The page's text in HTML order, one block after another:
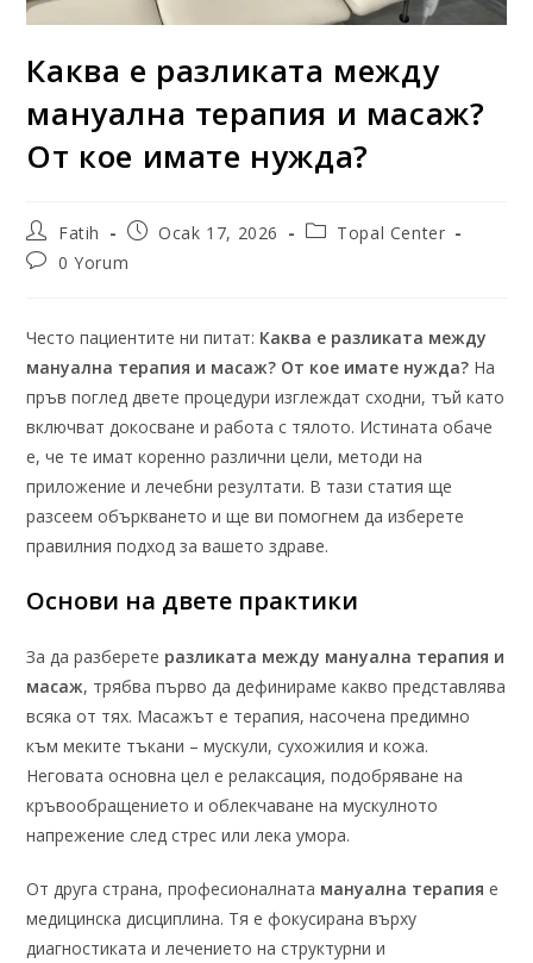
Каква е разликата между
мануална терапия и масаж?
От кое имате нужда?
Fatih Ocak 17, 2026
Topal Center
0 Yorum
Често пациентите ни питат: Каква е разликата между
мануална терапия и масаж? От кое имате нужда? На
пръв поглед двете процедури изглеждат сходни, тъй като
включват докосване и работа с тялото. Истината обаче
е, че те имат коренно различни цели, методи на
приложение и лечебни резултати. В тази статия ще
разсеем объркването и ще ви помогнем да изберете
правилния подход за вашето здраве.
Основи на двете практики
За да разберете разликата между мануална терапия и
масаж, трябва първо да дефинираме какво представлява
всяка от тях. Масажът е терапия, насочена предимно
към меките тъкани – мускули, сухожилия и кожа.
Неговата основна цел е релаксация, подобряване на
кръвообращението и облекчаване на мускулното
напрежение след стрес или лека умора.
От друга страна, професионалната мануална терапия е
медицинска дисциплина. Тя е фокусирана върху
диагностиката и лечението на структурни и